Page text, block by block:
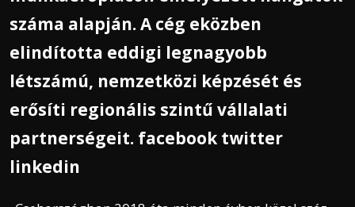
száma alapján. A cég eközben
elindította eddigi legnagyobb
létszámú, nemzetközi képzését és
erősíti regionális szintű vállalati
partnerségeit. facebook twitter
linkedin